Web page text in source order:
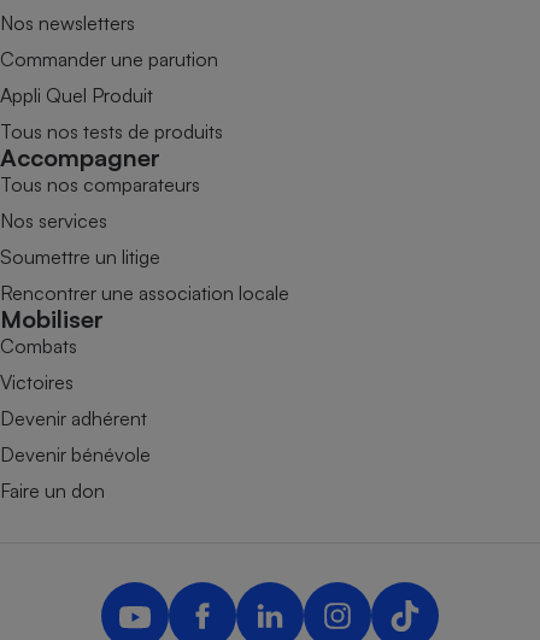
Nos newsletters
Commander une parution
Appli Quel Produit
Tous nos tests de produits
Accompagner
Tous nos comparateurs
Nos services
Soumettre un litige
Rencontrer une association locale
Mobiliser
Combats
Victoires
Devenir adhérent
Devenir bénévole
Faire un don